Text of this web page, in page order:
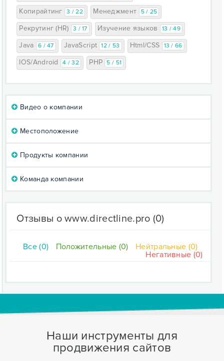
Копирайтинг 3 / 22 Менеджмент 5 / 25
Рекрутинг (HR) 3 / 17 Изучение языков 13 / 49
Java 6 / 47 JavaScript 12 / 53 Html/CSS 13 / 66
IOS/Android 4 / 32 PHP 5 / 51
Видео о компании
Местоположение
Продукты компании
Команда компании
Отзывы о www.directline.pro (0)
Все (0) Положительные (0)
Нейтральные (0)
Негативные (0)
Наши инструменты для
продвижения сайтов